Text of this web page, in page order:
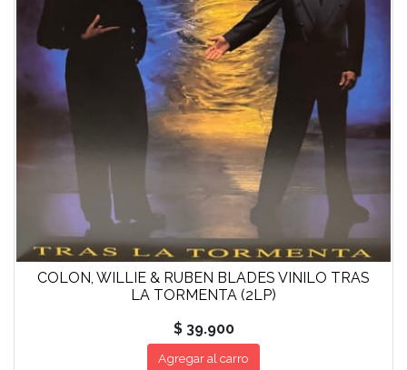
COLON, WILLIE & RUBEN BLADES VINILO TRAS
LA TORMENTA (2LP)
$ 39.900
Agregar al carro